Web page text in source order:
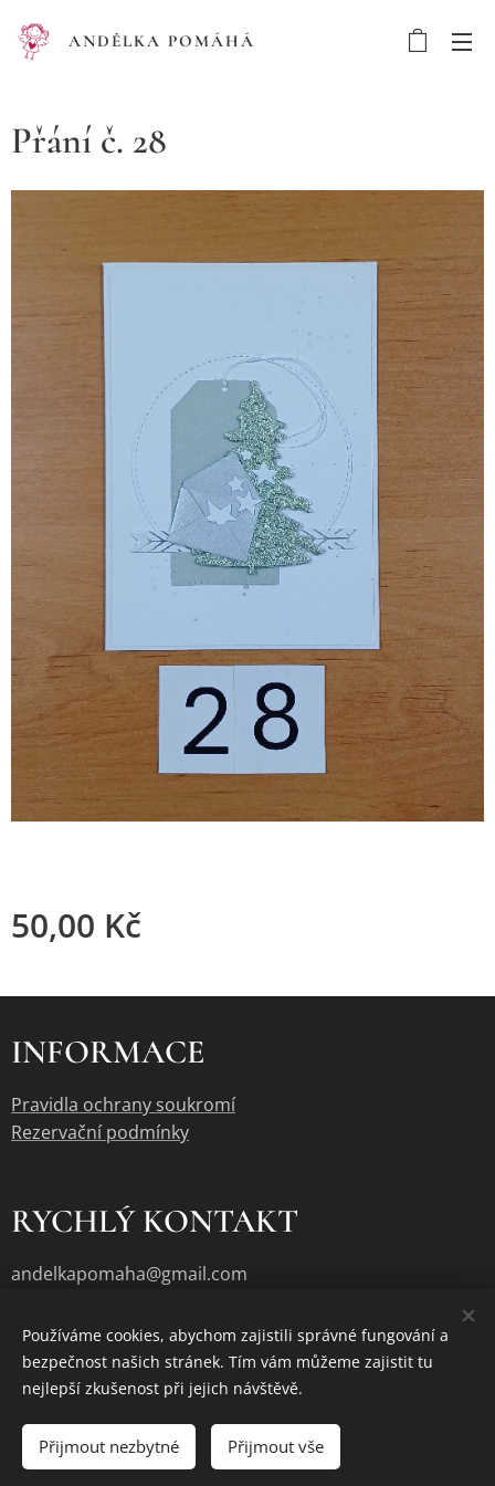
ANDĚLKA POMÁHÁ
Přání č. 28
50,00 Kč
Vyprodáno
INFORMACE
Pravidla ochrany soukromí
Rezervační podmínky
RYCHLÝ KONTAKT
andelkapomaha@gmail.com
Cookies
Používáme cookies, abychom zajistili správné fungování a
bezpečnost našich stránek. Tím vám můžeme zajistit tu
nejlepší zkušenost při jejich návštěvě.
Přijmout nezbytné Přijmout vše